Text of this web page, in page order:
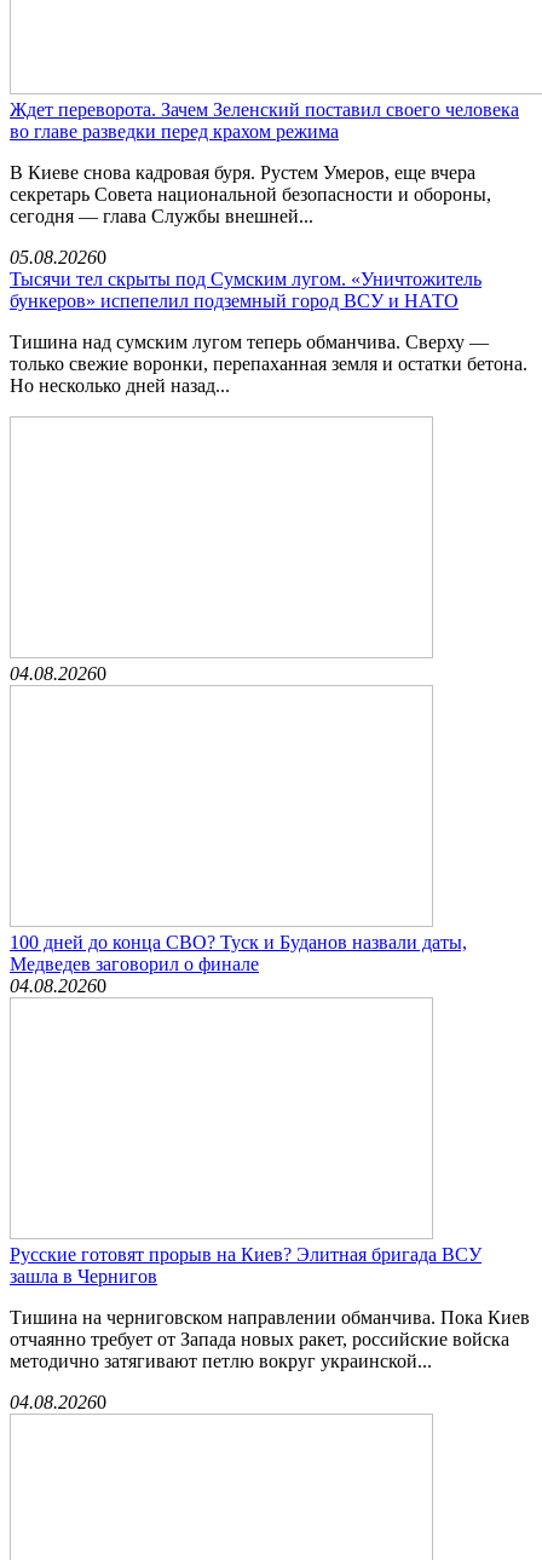
Ждет переворота. Зачем Зеленский поставил своего человека
во главе разведки перед крахом режима
В Киеве снова кадровая буря. Рустем Умеров, еще вчера
секретарь Совета национальной безопасности и обороны,
сегодня — глава Службы внешней...
05.08.20260
Тысячи тел скрыты под Сумским лугом. «Уничтожитель
бункеров» испепелил подземный город ВСУ и НАТО
Тишина над сумским лугом теперь обманчива. Сверху —
только свежие воронки, перепаханная земля и остатки бетона.
Но несколько дней назад...
04.08.20260
100 дней до конца СВО? Туск и Буданов назвали даты,
Медведев заговорил о финале
04.08.20260
Русские готовят прорыв на Киев? Элитная бригада ВСУ
зашла в Чернигов
Тишина на черниговском направлении обманчива. Пока Киев
отчаянно требует от Запада новых ракет, российские войска
методично затягивают петлю вокруг украинской...
04.08.20260